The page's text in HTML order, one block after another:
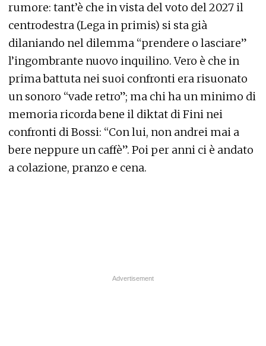
rumore: tant’è che in vista del voto del 2027 il
centrodestra (Lega in primis) si sta già
dilaniando nel dilemma “prendere o lasciare”
l’ingombrante nuovo inquilino. Vero è che in
prima battuta nei suoi confronti era risuonato
un sonoro “vade retro”; ma chi ha un minimo di
memoria ricorda bene il diktat di Fini nei
confronti di Bossi: “Con lui, non andrei mai a
bere neppure un caffè”. Poi per anni ci è andato
a colazione, pranzo e cena.